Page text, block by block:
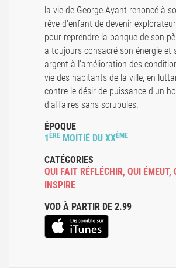
la vie de George.Ayant renoncé à
rêve d'enfant de devenir explorateur,
pour reprendre la banque de son
a toujours consacré son énergie et
argent à l'amélioration des
vie des habitants de la ville, en
contre le désir de puissance d'un
d'affaires sans scrupules.
ÉPOQUE
1 ÈRE MOITIÉ DU XXÈME
CATÉGORIES
QUI FAIT RÉFLÉCHIR, QUI ÉMEUT,
INSPIRE
VOD À PARTIR DE 2.99